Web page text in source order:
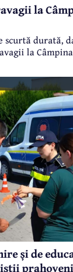
la
scurtă durată,
la
și de
prahoveni